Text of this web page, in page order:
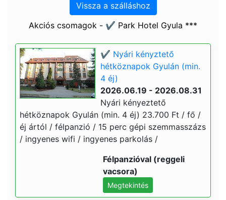
Vissza a szálláshoz
Akciós csomagok - ✔️ Park Hotel Gyula ***
✔️ Nyári kényztető
hétköznapok Gyulán (min.
4 éj)
2026.06.19 - 2026.08.31
Nyári kényeztető
hétköznapok Gyulán (min. 4 éj) 23.700 Ft / fő /
éj ártól / félpanzió / 15 perc gépi szemmasszázs
/ ingyenes wifi / ingyenes parkolás /
Félpanzióval (reggeli
vacsora)
Megtekintés